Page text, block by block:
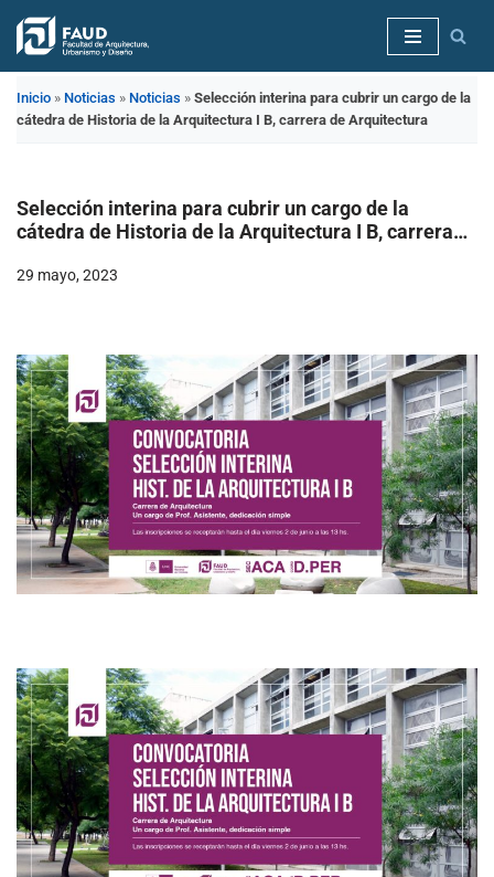
Saltar
contenido
Inicio » Noticias » Noticias » Selección interina para cubrir un cargo de la
cátedra de Historia de la Arquitectura I B, carrera de Arquitectura
Selección interina para cubrir un cargo de la
cátedra de Historia de la Arquitectura I B, carrera
29 mayo, 2023